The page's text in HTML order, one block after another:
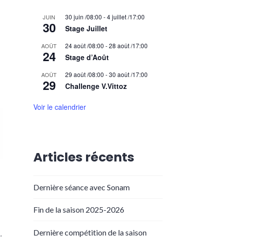
JUIN
30
30 juin /08:00 -4 juillet /17:00
Stage Juillet
AOÛT
24
24 août /08:00 -28 août /17:00
Stage d’Août
AOÛT
29
29 août /08:00 -30 août /17:00
Challenge V.Vittoz
Voir le calendrier
Articles récents
Dernière séance avec Sonam
Fin de la saison 2025-2026
Dernière compétition de la saison